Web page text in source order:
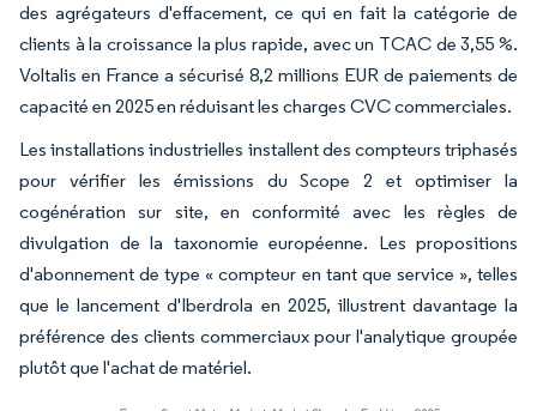
des agrégateurs d'effacement, ce qui en fait la catégorie de
clients à la croissance la plus rapide, avec un TCAC de 3,55 %.
Voltalis en France a sécurisé 8,2 millions EUR de paiements de
capacité en 2025 en réduisant les charges CVC commerciales.
Les installations industrielles installent des compteurs triphasés
pour vérifier les émissions du Scope 2 et optimiser la
cogénération sur site, en conformité avec les règles de
divulgation de la taxonomie européenne. Les propositions
d'abonnement de type « compteur en tant que service », telles
que le lancement d'Iberdrola en 2025, illustrent davantage la
préférence des clients commerciaux pour l'analytique groupée
plutôt que l'achat de matériel.